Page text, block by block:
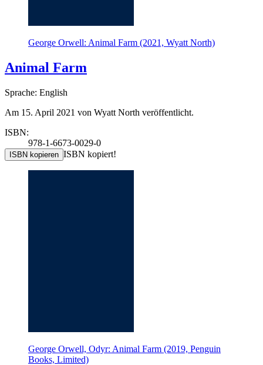
George Orwell: Animal Farm (2021, Wyatt North)
Animal Farm
Sprache: English
Am 15. April 2021 von Wyatt North veröffentlicht.
ISBN:
978-1-6673-0029-0
ISBN kopieren ISBN kopiert!
George Orwell, Odyr: Animal Farm (2019, Penguin
Books, Limited)